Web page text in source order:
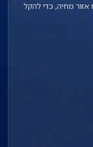
אזור מחיה, כדי להקל